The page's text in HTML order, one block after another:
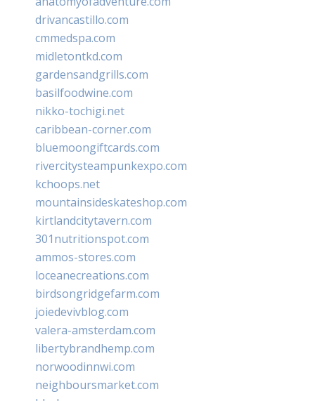
drivancastillo.com
cmmedspa.com
midletontkd.com
gardensandgrills.com
basilfoodwine.com
nikko-tochigi.net
caribbean-corner.com
bluemoongiftcards.com
rivercitysteampunkexpo.com
kchoops.net
mountainsideskateshop.com
kirtlandcitytavern.com
301nutritionspot.com
ammos-stores.com
loceanecreations.com
birdsongridgefarm.com
joiedevivblog.com
valera-amsterdam.com
libertybrandhemp.com
norwoodinnwi.com
neighboursmarket.com